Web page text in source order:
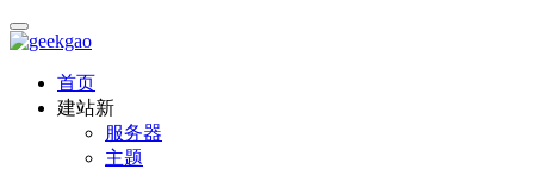
首页
建站新
服务器
主题